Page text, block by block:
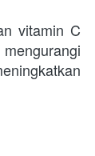
vitamin C